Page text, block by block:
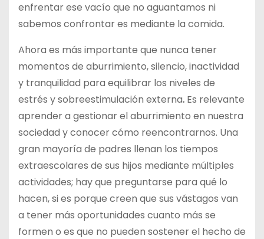
enfrentar ese vacío que no aguantamos ni
sabemos confrontar es mediante la comida.
Ahora es más importante que nunca tener
momentos de aburrimiento, silencio, inactividad
y tranquilidad para equilibrar los niveles de
estrés y sobreestimulación externa. Es relevante
aprender a gestionar el aburrimiento en nuestra
sociedad y conocer cómo reencontrarnos. Una
gran mayoría de padres llenan los tiempos
extraescolares de sus hijos mediante múltiples
actividades; hay que preguntarse para qué lo
hacen, si es porque creen que sus vástagos van
a tener más oportunidades cuanto más se
formen o es que no pueden sostener el hecho de